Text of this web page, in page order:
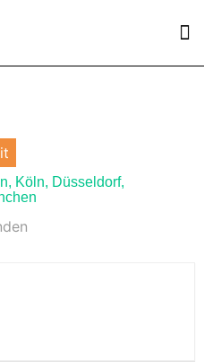
Köln, Düsseldorf,